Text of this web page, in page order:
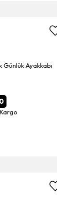
Ayakkabı